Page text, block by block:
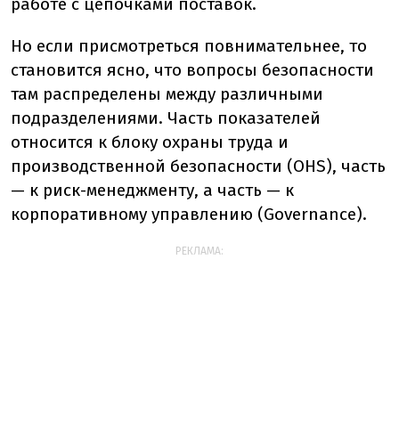
Но если присмотреться повнимательнее, то
становится ясно, что вопросы безопасности
там распределены между различными
подразделениями. Часть показателей
относится к блоку охраны труда и
производственной безопасности (OHS), часть
— к риск-менеджменту, а часть — к
корпоративному управлению (Governance).
РЕКЛАМА: